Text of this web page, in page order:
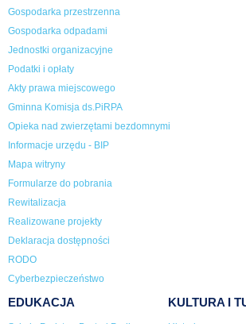
Gospodarka przestrzenna
Gospodarka odpadami
Jednostki organizacyjne
Podatki i opłaty
Akty prawa miejscowego
Gminna Komisja ds.PiRPA
Opieka nad zwierzętami bezdomnymi
Informacje urzędu - BIP
Mapa witryny
Formularze do pobrania
Rewitalizacja
Realizowane projekty
Deklaracja dostępności
RODO
Cyberbezpieczeństwo
EDUKACJA KULTURA I